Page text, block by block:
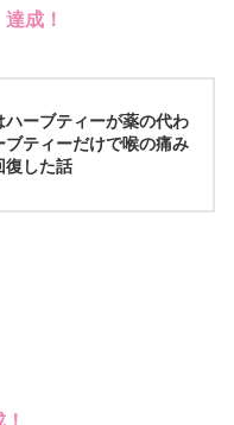
成！
ハーブティーが薬の代わ
ブティーだけで喉の痛み
復した話